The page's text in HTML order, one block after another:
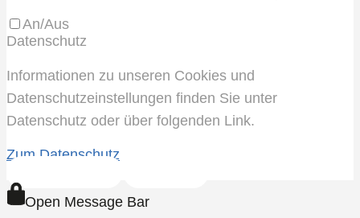
An/Aus
Datenschutz
Informationen zu unseren Cookies und
Datenschutzeinstellungen finden Sie unter
Datenschutz oder über folgenden Link.
Zum Datenschutz
Open Message Bar